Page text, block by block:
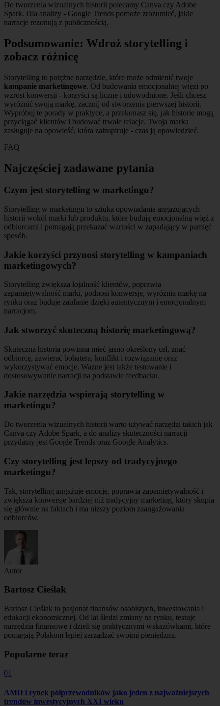
Do tworzenia wizualnych historii polecamy Canva czy Adobe
Spark. Dla analizy - Google Trends pomoże zrozumieć, jakie
narracje rezonują z publicznością.
Podsumowanie: Wdroż storytelling i
zobacz różnicę
Storytelling to potężne narzędzie, które może odmienić twoje
kampanie marketingowe. Od budowania emocjonalnej więzi po
wzrost konwersji - korzyści są liczne i udowodnione. Jeśli chcesz
wyróżnić swoją markę, zacznij od stworzenia pierwszej historii.
Wypróbuj te porady w praktyce, a przekonasz się, jak historie mogą
przyciągać klientów i budować trwałe relacje. Twoja marka
zasługuje na opowieść, która zainspiruje - czas ją opowiedzieć.
FAQ
Najczęściej zadawane pytania
Czym jest storytelling w marketingu?
Storytelling w marketingu to sztuka opowiadania angażujących
historii wokół marki lub produktu, które budują emocjonalną więź z
odbiorcami i pomagają przekazać wartości w zapadający w pamięć
sposób.
Jakie korzyści przynosi storytelling w kampaniach
marketingowych?
Storytelling zwiększa lojalność klientów, poprawia
zapamiętywalność marki, podnosi konwersje, wyróżnia markę na
rynku oraz buduje zaufanie dzięki autentycznym i emocjonalnym
narracjom.
Jak stworzyć skuteczną historię marketingową?
Skuteczna historia powinna mieć jasno określony cel, znać
odbiorcę, zawierać bohatera, konflikt i rozwiązanie oraz
wykorzystywać emocje. Ważne jest także testowanie i
dostosowywanie narracji na podstawie feedbacku.
Jakie narzędzia wspierają storytelling w
marketingu?
Do tworzenia wizualnych historii warto używać narzędzi takich jak
Canva czy Adobe Spark, a do analizy skuteczności narracji
przydatny jest Google Trends oraz Google Analytics.
Czy storytelling jest lepszy od tradycyjnego
marketingu?
Tak, storytelling angażuje emocje, poprawia zapamiętywalność i
zwiększa konwersje bardziej niż tradycyjny marketing, który skupia
się głównie na faktach i ma niższy poziom zaangażowania
odbiorców.
Autor
Bartosz Cieślak
Bartosz Cieślak to pasjonat finansów osobistych, inwestowania i
edukacji ekonomicznej. Od lat śledzi zmiany na rynku, testuje
narzędzia finansowe i dzieli się praktycznymi wskazówkami, które
pomagają Polakom lepiej zarządzać swoimi pieniędzmi.
Popularne teraz
01
AMD i rynek półprzewodników jako jeden z najważniejszych
trendów inwestycyjnych XXI wieku